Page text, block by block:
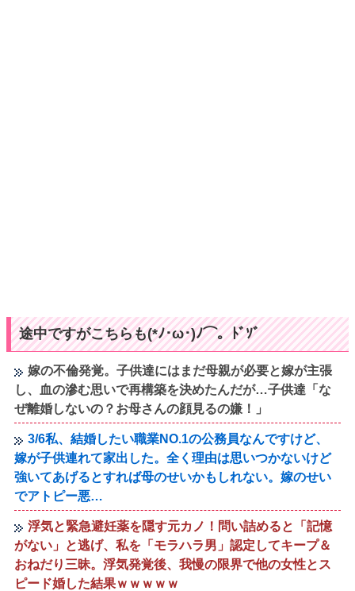
途中ですがこちらも(*ﾉ･ω･)ﾉ⌒。ﾄﾞｿﾞ
嫁の不倫発覚。子供達にはまだ母親が必要と嫁が主張
し、血の滲む思いで再構築を決めたんだが…子供達「な
ぜ離婚しないの？お母さんの顔見るの嫌！」
3/6私、結婚したい職業NO.1の公務員なんですけど、
嫁が子供連れて家出した。全く理由は思いつかないけど
強いてあげるとすれば母のせいかもしれない。嫁のせい
でアトピー悪…
浮気と緊急避妊薬を隠す元カノ！問い詰めると「記憶
がない」と逃げ、私を「モラハラ男」認定してキープ＆
おねだり三昧。浮気発覚後、我慢の限界で他の女性とス
ピード婚した結果ｗｗｗｗｗ